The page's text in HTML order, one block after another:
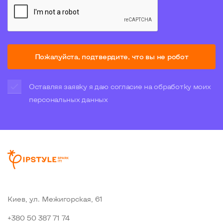
Пожалуйста, подтвердите, что вы не робот
Оставляя заявку я даю согласие на обработку моих
персональных данных
Киев, ул. Межигорская, 61
+380 50 387 71 74